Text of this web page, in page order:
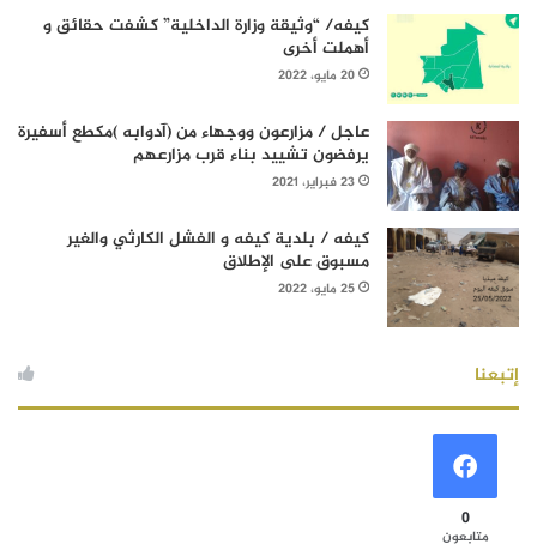
كيفه/ “وثيقة وزارة الداخلية” كشفت حقائق و
أهملت أخرى
20 مايو، 2022
عاجل / مزارعون ووجهاء من (آدوابه )مكطع أسفيرة
يرفضون تشييد بناء قرب مزارعهم
23 فبراير، 2021
كيفه / بلدية كيفه و الفشل الكارثي والغير
مسبوق على الإطلاق
25 مايو، 2022
إتبعنا
0
متابعون